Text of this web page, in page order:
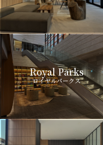
Royal Parks
ロイヤルパークス